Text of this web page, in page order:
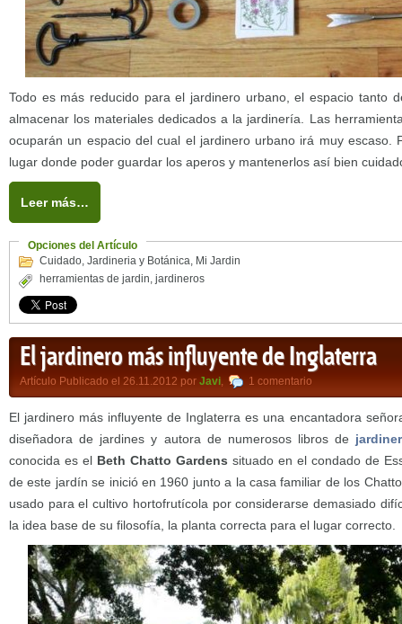
Todo es más reducido para el jardinero urbano, el espacio tanto
almacenar los materiales dedicados a la jardinería. Las
ocuparán un espacio del cual el jardinero urbano irá muy escaso.
lugar donde poder guardar los aperos y mantenerlos así bien
Leer más…
Opciones del Artículo
Cuidado, Jardineria y Botánica, Mi Jardin
herramientas de jardin, jardineros
El jardinero más influyente de Inglaterra
Artículo Publicado el 26.11.2012 por Javi, 1 comentario
El jardinero más influyente de Inglaterra es una encantadora
diseñadora de jardines y autora de numerosos libros de
conocida es el Beth Chatto Gardens situado en el condado de
de este jardín se inició en 1960 junto a la casa familiar de los
usado para el cultivo hortofrutícola por considerarse demasiado
la idea base de su filosofía, la planta correcta para el lugar correcto.